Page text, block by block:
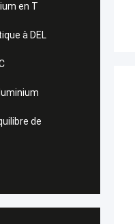
en T
à DEL
de